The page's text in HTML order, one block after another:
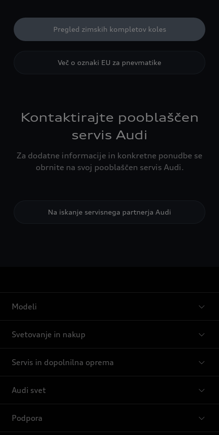
Pregled zimskih kompletov koles
Več o oznaki EU za pnevmatike
Kontaktirajte pooblaščen
servis Audi
Za dodatne informacije in konkretne ponudbe se
obrnite na svoj pooblaščen servis Audi.
Na iskanje servisnega partnerja Audi
Modeli
Svetovanje in nakup
Servis in dopolnilna oprema
Audi svet
Podpora